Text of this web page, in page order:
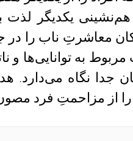
هم‌نشینی یکدیگر
معاشرتِ ناب را در
مربوط به توانایی‌ها و
نگاه می‌دارد.
از مزاحمتِ فرد